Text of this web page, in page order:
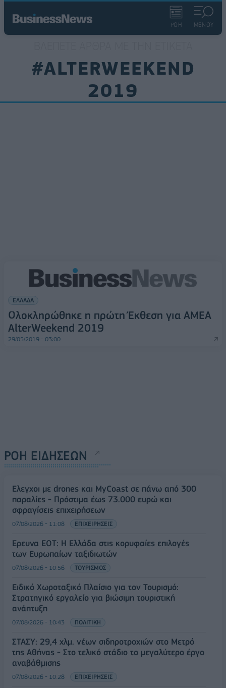
ΡΟΗ ΜΕΝΟΥ
#ALTERWEEKEND
2019
ΕΛΛΑΔΑ
Ολοκληρώθηκε η πρώτη Έκθεση για ΑΜΕΑ
AlterWeekend 2019
29/05/2019 - 03:00
ΡΟΗ ΕΙΔΗΣΕΩΝ
Έλεγχοι με drones και MyCoast σε πάνω από 300
παραλίες - Πρόστιμα έως 73.000 ευρώ και
σφραγίσεις επιχειρήσεων
07/08/2026 - 11:08 ΕΠΙΧΕΙΡΗΣΕΙΣ
Έρευνα ΕΟΤ: Η Ελλάδα στις κορυφαίες επιλογές
των Ευρωπαίων ταξιδιωτών
07/08/2026 - 10:56 ΤΟΥΡΙΣΜΟΣ
Ειδικό Χωροταξικό Πλαίσιο για τον Τουρισμό:
Στρατηγικό εργαλείο για βιώσιμη τουριστική
ανάπτυξη
07/08/2026 - 10:43 ΠΟΛΙΤΙΚΗ
ΣΤΑΣΥ: 29,4 χλμ. νέων σιδηροτροχιών στο Μετρό
της Αθήνας - Στο τελικό στάδιο το μεγαλύτερο έργο
αναβάθμισης
07/08/2026 - 10:28 ΕΠΙΧΕΙΡΗΣΕΙΣ